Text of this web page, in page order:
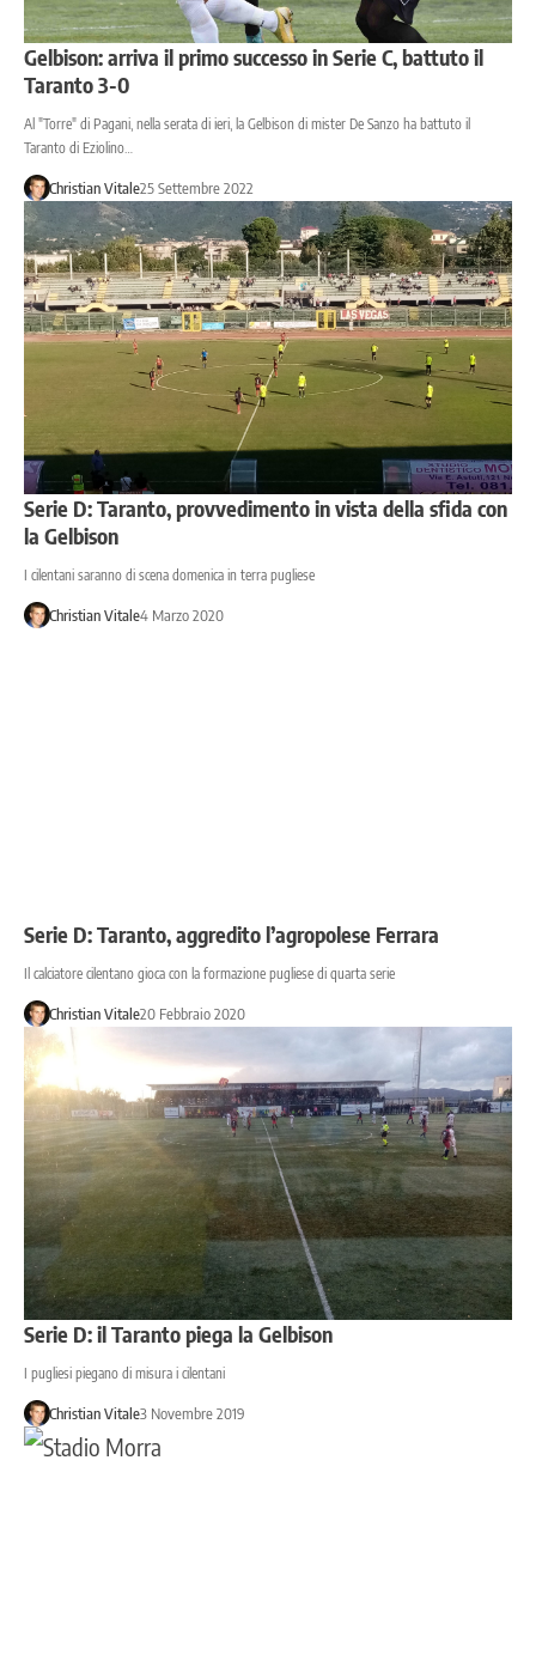
Gelbison: arriva il primo successo in Serie C, battuto il
Taranto 3-0
Al "Torre" di Pagani, nella serata di ieri, la Gelbison di mister De Sanzo ha battuto il
Taranto di Eziolino…
Christian Vitale25 Settembre 2022
Serie D: Taranto, provvedimento in vista della sfida con
la Gelbison
I cilentani saranno di scena domenica in terra pugliese
Christian Vitale4 Marzo 2020
Serie D: Taranto, aggredito l’agropolese Ferrara
Il calciatore cilentano gioca con la formazione pugliese di quarta serie
Christian Vitale20 Febbraio 2020
Serie D: il Taranto piega la Gelbison
I pugliesi piegano di misura i cilentani
Christian Vitale3 Novembre 2019